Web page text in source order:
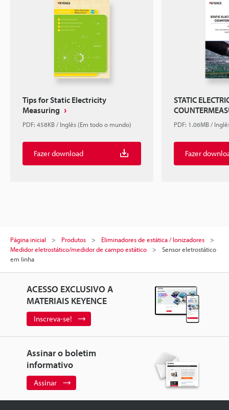
Tips for Static Electricity
Measuring
PDF: 458KB / Inglês (Em todo o mundo)
Fazer download
STATIC
PDF: 1.06MB /
Fazer
Página inicial Produtos
Eliminadores de estática / Ionizadores
Medidor eletrostático/medidor de campo estático
Sensor eletrostático
em linha
ACESSO EXCLUSIVO A
MATERIAIS KEYENCE
Inscreva-se!
Assinar o boletim
informativo
Assinar